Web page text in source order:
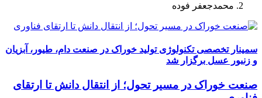
محمدجعفر فوده
سمینار تخصصی تکنولوژی تولید خوراک در صنعت دام، طیور، آبزیان
و زنبور عسل برگزار شد
صنعت خوراک در مسیر تحول؛ از انتقال دانش تا ارتقای